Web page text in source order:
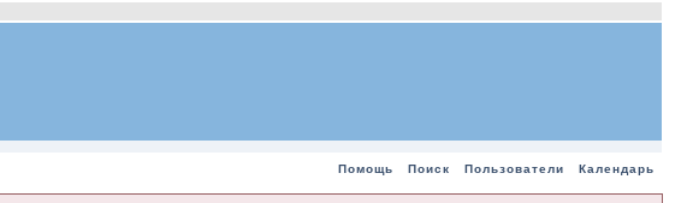
Помощь Поиск Пользователи Календарь